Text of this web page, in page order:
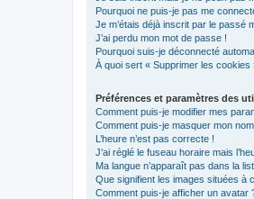
Pourquoi ne puis-je pas me
Je m’étais déjà inscrit par le passé
J’ai perdu mon mot de passe !
Pourquoi suis-je déconnecté
À quoi sert « Supprimer les cookies
Préférences et paramètres des
Comment puis-je modifier mes
Comment puis-je masquer mon
L’heure n’est pas correcte !
J’ai réglé le fuseau horaire mais
Ma langue n’apparaît pas dans la
Que signifient les images situées à
Comment puis-je afficher un avatar